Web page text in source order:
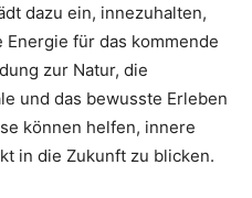
dazu ein, innezuhalten,
für das kommende
zur Natur, die
und das bewusste Erleben
können helfen, innere
in die Zukunft zu blicken.